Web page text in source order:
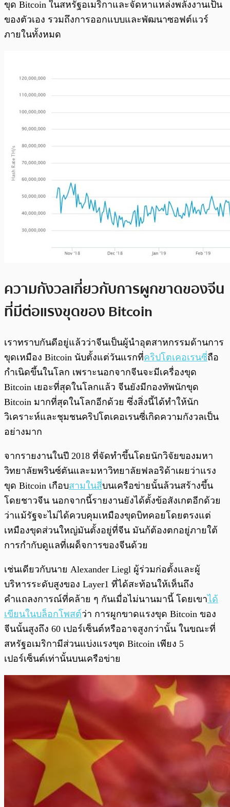
ขุด Bitcoin ในสหรัฐอเมริกาและจัดหาแหล่งพลังงานเป็น
ของตัวเอง รวมถึงการออกแบบและพัฒนาซอฟต์แวร์
ภายในทั้งหมด
ความกังวลเกี่ยวกับการผูกขาดของจีน
ที่มีต่อแรงขุดของ Bitcoin
เราทราบกันดีอยู่แล้วว่าจีนเป็นผู้นำอุตสาหกรรมด้านการ
ขุดเหมือง Bitcoin นับตั้งแต่วันแรกที่คริปโตเคอเรนซี่ถือ
กำเนิดขึ้นในโลก เพราะนอกจากจีนจะมีเครื่องขุด
Bitcoin เยอะที่สุดในโลกแล้ว จีนยังมีกองทัพนักขุด
Bitcoin มากที่สุดในโลกอีกด้วย ซึ่งสิ่งนี้ได้ทำให้นัก
วิเคราะห์และชุมชนคริปโตเคอเรนซี่เกิดความกังวลเป็น
อย่างมาก
จากรายงานในปี 2018 ที่จัดทำขึ้นโดยนักวิจัยของมหา
วิทยาลัยพรินซ์ตันและมหาวิทยาลัยฟลอริด้าเผยว่าแรง
ขุด Bitcoin เกือบสามในสี่บนเครือข่ายนั้นล้วนสร้างขึ้น
โดยชาวจีน นอกจากนี้รายงานยังได้ตั้งข้อสังเกตอีกด้วย
ว่าแม้รัฐจะไม่ได้ควบคุมเหมืองขุดบิทคอยโดยตรงแต่
เหมืองขุดส่วนใหญ่มันตั้งอยู่ที่จีน มันก้ต้องตกอยู่ภายใต้
การกำกับดูแลที่เผด็จการของจีนด้วย
เช่นเดียวกับนาย Alexander Liegl ผู้ร่วมก่อตั้งและผู้
บริหารระดับสูงของ Layer1 ที่ได้สะท้อนให้เห็นถึง
คำแถลงการณ์ที่คล้าย ๆ กันเมื่อไม่นานมานี้ โดยเขาได้
เขียนในบล็อกโพสต์ว่า การผูกขาดแรงขุด Bitcoin ของ
จีนนั้นสูงถึง 60 เปอร์เซ็นต์หรืออาจสูงกว่านั้น ในขณะที่
สหรัฐอเมริกามีส่วนแบ่งแรงขุด Bitcoin เพียง 5
เปอร์เซ็นต์เท่านั้นบนเครือข่าย